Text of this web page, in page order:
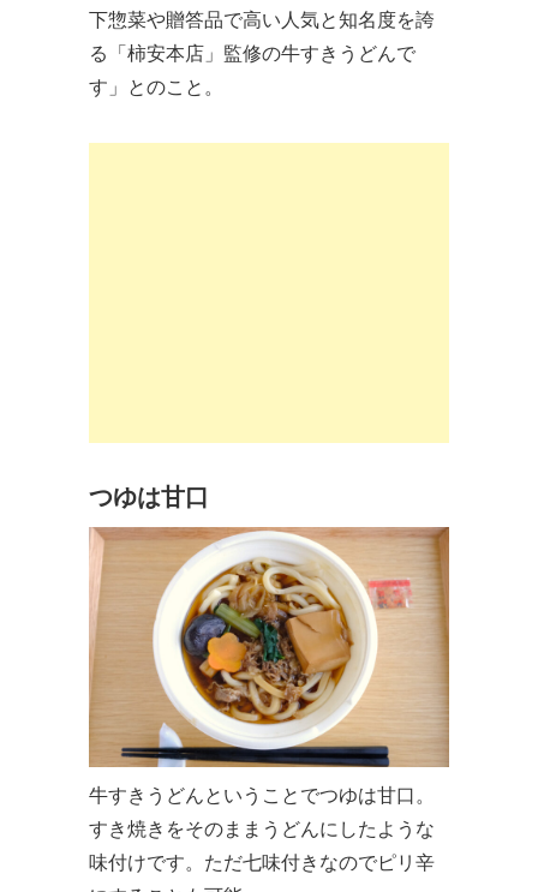
下惣菜や贈答品で高い人気と知名度を誇
る「柿安本店」監修の牛すきうどんで
す」とのこと。
つゆは甘口
牛すきうどんということでつゆは甘口。
すき焼きをそのままうどんにしたような
味付けです。ただ七味付きなのでピリ辛